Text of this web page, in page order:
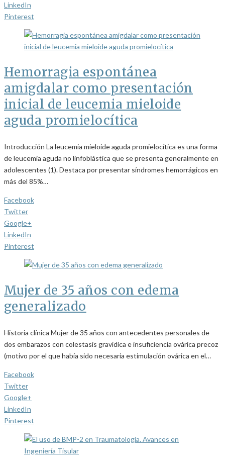
LinkedIn
Pinterest
Hemorragia espontánea
amigdalar como presentación
inicial de leucemia mieloide
aguda promielocítica
Introducción La leucemia mieloide aguda promielocítica es una forma
de leucemia aguda no linfoblástica que se presenta generalmente en
adolescentes (1). Destaca por presentar síndromes hemorrágicos en
más del 85%…
Facebook
Twitter
Google+
LinkedIn
Pinterest
Mujer de 35 años con edema
generalizado
Historia clínica Mujer de 35 años con antecedentes personales de
dos embarazos con colestasis gravídica e insuficiencia ovárica precoz
(motivo por el que había sido necesaria estimulación ovárica en el…
Facebook
Twitter
Google+
LinkedIn
Pinterest